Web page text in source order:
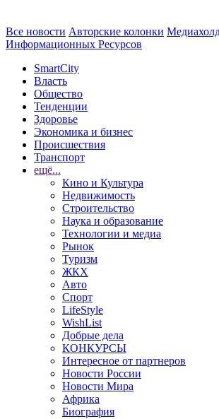
Все новости Авторские колонки
Информационных Ресурсов
SmartCity
Власть
Общество
Тенденции
Здоровье
Экономика и бизнес
Происшествия
Транспорт
ещё...
Кино и Культура
Недвижимость
Строительство
Наука и образование
Технологии и медиа
Рынок
Туризм
ЖКХ
Авто
Спорт
LifeStyle
WishList
Добрые дела
КОНКУРСЫ
Интересное от партнеров
Новости России
Новости Мира
Африка
Биография